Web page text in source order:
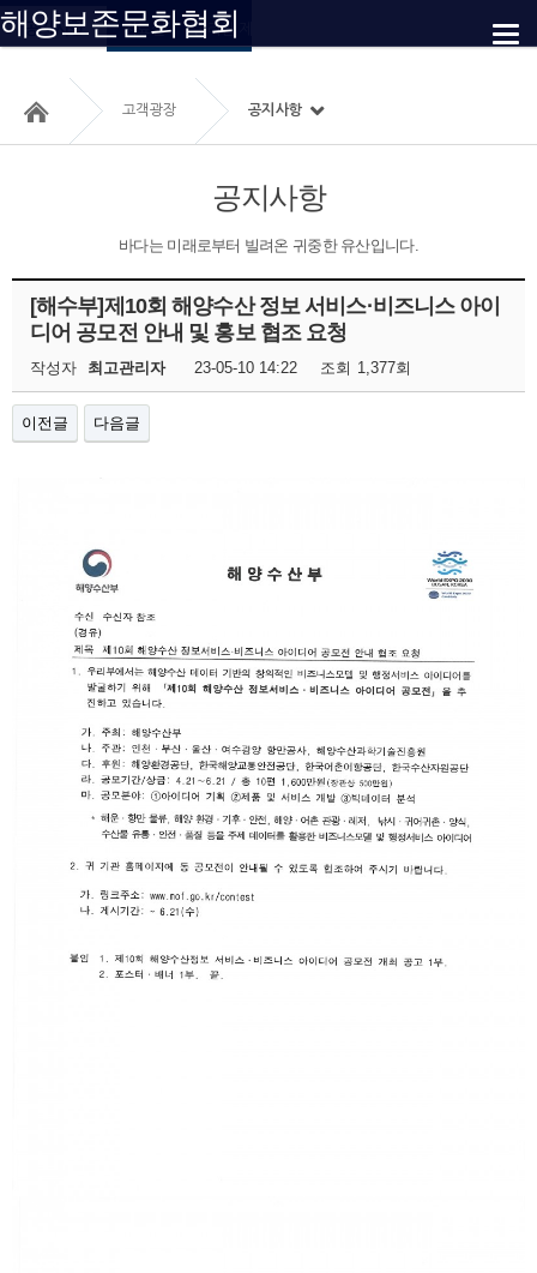
해양보존문화협회
고객광장 공지사항
공지사항 자료실 온라인 제보
공지사항
바다는 미래로부터 빌려온 귀중한 유산입니다.
[해수부]제10회 해양수산 정보 서비스·비즈니스 아이
디어 공모전 안내 및 홍보 협조 요청
작성자 최고관리자 23-05-10 14:22 조회 1,377회
이전글 다음글